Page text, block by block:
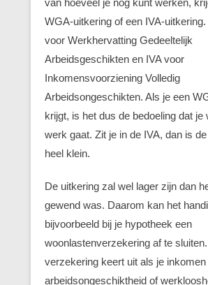
WGA-uitkering of een IVA-
voor Werkhervatting Gedeeltelijk
Arbeidsgeschikten en IVA voor
Inkomensvoorziening Volledig
Arbeidsongeschikten. Als je een
krijgt, is het dus de bedoeling dat je
werk gaat. Zit je in de IVA, dan is
heel klein.
De uitkering zal wel lager zijn dan
gewend was. Daarom kan het
bijvoorbeeld bij je hypotheek een
woonlastenverzekering af te
verzekering keert uit als je inkomen
arbeidsongeschiktheid of